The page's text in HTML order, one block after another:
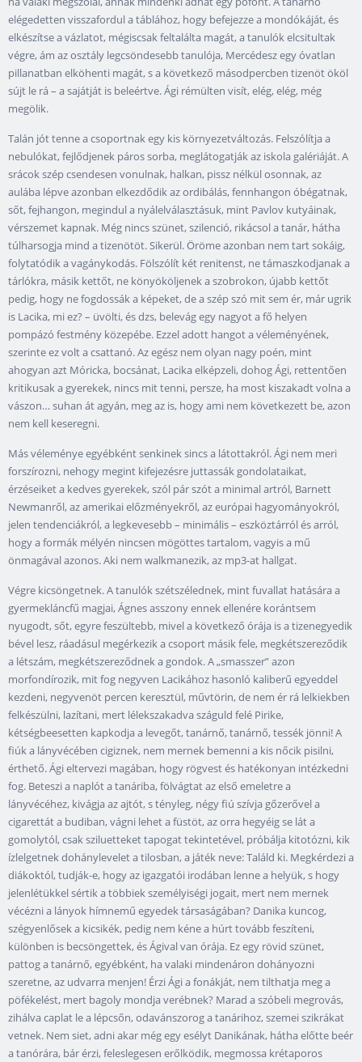
elégedetten visszafordul a táblához, hogy befejezze a mondókáját, és
elkészítse a vázlatot, mégiscsak feltalálta magát, a tanulók elcsitultak
végre, ám az osztály legcsöndesebb tanulója, Mercédesz egy óvatlan
pillanatban elköhenti magát, s a következő másodpercben tizenöt ököl
sújt le rá – a sajátját is beleértve. Ági rémülten visít, elég, elég, még
megölik.
Talán jót tenne a csoportnak egy kis környezetváltozás. Felszólítja a
nebulókat, fejlődjenek páros sorba, meglátogatják az iskola galériáját. A
srácok szép csendesen vonulnak, halkan, pissz nélkül osonnak, az
aulába lépve azonban elkezdődik az ordibálás, fennhangon óbégatnak,
sőt, fejhangon, megindul a nyálelválasztásuk, mint Pavlov kutyáinak,
vérszemet kapnak. Még nincs szünet, szilenció, rikácsol a tanár, hátha
túlharsogja mind a tizenötöt. Sikerül. Öröme azonban nem tart sokáig,
folytatódik a vagánykodás. Fölszólít két renitenst, ne támaszkodjanak a
tárlókra, másik kettőt, ne könyököljenek a szobrokon, újabb kettőt
pedig, hogy ne fogdossák a képeket, de a szép szó mit sem ér, már ugrik
is Lacika, mi ez? – üvölti, és dzs, belevág egy nagyot a fő helyen
pompázó festmény közepébe. Ezzel adott hangot a véleményének,
szerinte ez volt a csattanó. Az egész nem olyan nagy poén, mint
ahogyan azt Móricka, bocsánat, Lacika elképzeli, dohog Ági, rettentően
kritikusak a gyerekek, nincs mit tenni, persze, ha most kiszakadt volna a
vászon… suhan át agyán, meg az is, hogy ami nem következett be, azon
nem kell keseregni.
Más véleménye egyébként senkinek sincs a látottakról. Ági nem meri
forszírozni, nehogy megint kifejezésre juttassák gondolataikat,
érzéseiket a kedves gyerekek, szól pár szót a minimal artról, Barnett
Newmanről, az amerikai előzményekről, az európai hagyományokról,
jelen tendenciákról, a legkevesebb – minimális – eszköztárról és arról,
hogy a formák mélyén nincsen mögöttes tartalom, vagyis a mű
önmagával azonos. Aki nem walkmanezik, az mp3-at hallgat.
Végre kicsöngetnek. A tanulók szétszélednek, mint fuvallat hatására a
gyermekláncfű magjai, Ágnes asszony ennek ellenére korántsem
nyugodt, sőt, egyre feszültebb, mivel a következő órája is a tizenegyedik
bével lesz, ráadásul megérkezik a csoport másik fele, megkétszereződik
a létszám, megkétszereződnek a gondok. A „smasszer” azon
morfondírozik, mit fog negyven Lacikához hasonló kaliberű egyeddel
kezdeni, negyvenöt percen keresztül, művtörin, de nem ér rá lelkiekben
felkészülni, lazítani, mert lélekszakadva száguld felé Pirike,
kétségbeesetten kapkodja a levegőt, tanárnő, tanárnő, tessék jönni! A
fiúk a lányvécében cigiznek, nem mernek bemenni a kis nőcik pisilni,
érthető. Ági eltervezi magában, hogy rögvest és hatékonyan intézkedni
fog. Beteszi a naplót a tanáriba, fölvágtat az első emeletre a
lányvécéhez, kivágja az ajtót, s tényleg, négy fiú szívja gőzerővel a
cigarettát a budiban, vágni lehet a füstöt, az orra hegyéig se lát a
gomolytól, csak sziluetteket tapogat tekintetével, próbálja kitotózni, kik
ízlelgetnek dohánylevelet a tilosban, a játék neve: Találd ki. Megkérdezi a
diákoktól, tudják-e, hogy az igazgatói irodában lenne a helyük, s hogy
jelenlétükkel sértik a többiek személyiségi jogait, mert nem mernek
vécézni a lányok hímnemű egyedek társaságában? Danika kuncog,
szégyenlősek a kicsikék, pedig nem kéne a húrt tovább feszíteni,
különben is becsöngettek, és Ágival van órája. Ez egy rövid szünet,
pattog a tanárnő, egyébként, ha valaki mindenáron dohányozni
szeretne, az udvarra menjen! Érzi Ági a fonákját, nem tilthatja meg a
pöfékelést, mert bagoly mondja verébnek? Marad a szóbeli megrovás,
zihálva caplat le a lépcsőn, odavánszorog a tanárihoz, szemei szikrákat
vetnek. Nem siet, adni akar még egy esélyt Danikának, hátha előtte beér
a tanórára, bár érzi, feleslegesen erőlködik, megmossa krétaporos